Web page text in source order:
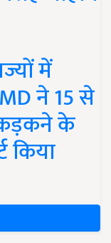
में
ने 15 से
के
किया